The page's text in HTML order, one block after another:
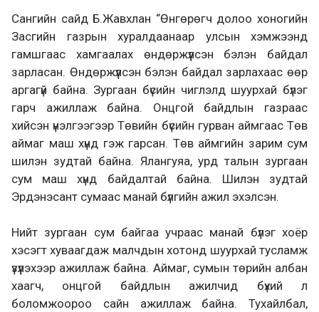
Сангийн сайд Б.Жавхлан “Өнгөрөгч долоо хоногийн
Засгийн газрын хуралдаанаар улсын хэмжээнд
гамшгаас хамгаалах өндөржүүлсэн бэлэн байдал
зарласан. Өндөржүүлсэн бэлэн байдал зарлахаас өөр
аргагүй байна. Зургаан бүсийн чиглэлд шуурхай бүлэг
гарч ажиллаж байна. Онцгой байдлын газраас
хийсэн үнэлгээгээр Төвийн бүсийн гурван аймгаас Төв
аймаг маш хүнд гэж гарсан. Төв аймгийн зарим сум
шилэн зудтай байна. Ялангуяа, урд талын зургаан
сум маш хүнд байдалтай байна. Шилэн зудтай
Эрдэнэсант сумаас манай бүлгийн ажил эхэлсэн.
Нийт зургаан сум байгаа учраас манай бүлэг хоёр
хэсэгт хуваагдаж малчдын хотонд шуурхай тусламж
үзүүлэхээр ажиллаж байна. Аймаг, сумын төрийн албан
хаагч, онцгой байдлын ажилчид бүхий л
боломжоороо сайн ажиллаж байна. Тухайлбал,